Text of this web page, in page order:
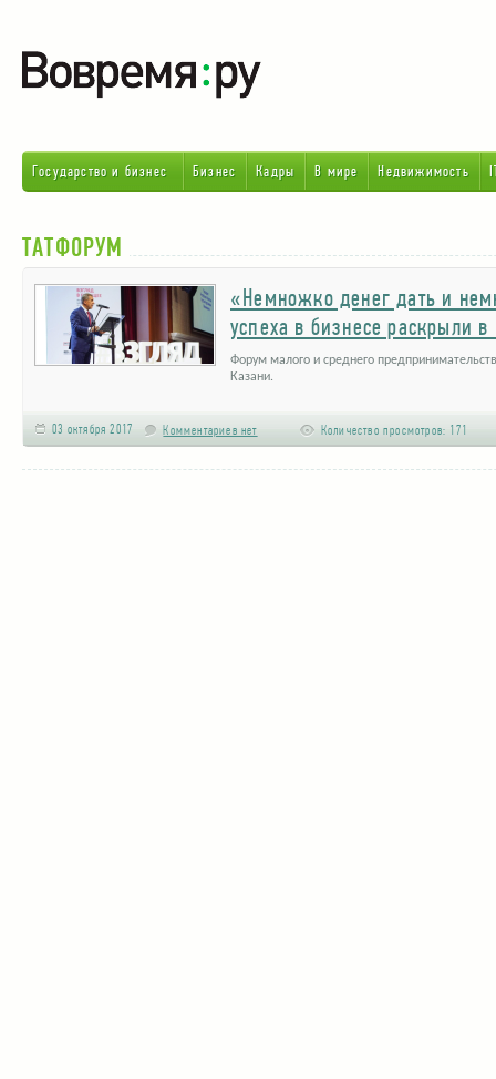
Государство и бизнес Бизнес Кадры В мире Недвижимость
ТАТФОРУМ
«Немножко денег дать и
успеха в бизнесе раскрыли
Форум малого и среднего
Казани.
03 октября 2017 Комментариев нет Количество просмотров: 171